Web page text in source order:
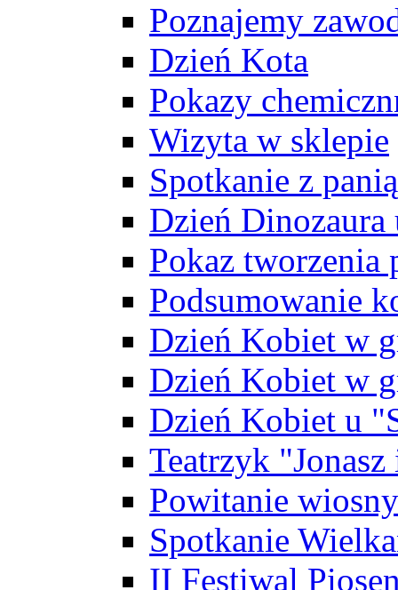
Poznajemy
Dzień Kota
Pokazy
Wizyta w sklepie
Spotkanie z
Dzień
Pokaz tworzenia
Podsumowanie
Dzień Kobiet w
Dzień Kobiet w
Dzień Kobiet u
Teatrzyk
Powitanie wiosny
Spotkanie
II Festiwal